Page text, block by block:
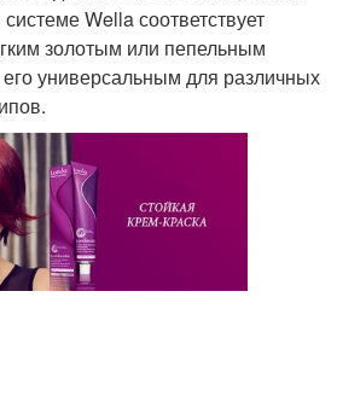
Wella соответствует
золотым или пепельным
универсальным для различных